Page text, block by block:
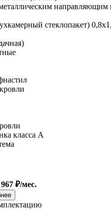
направляющим
стеклопакет)
класса А
967 ₽/мес.